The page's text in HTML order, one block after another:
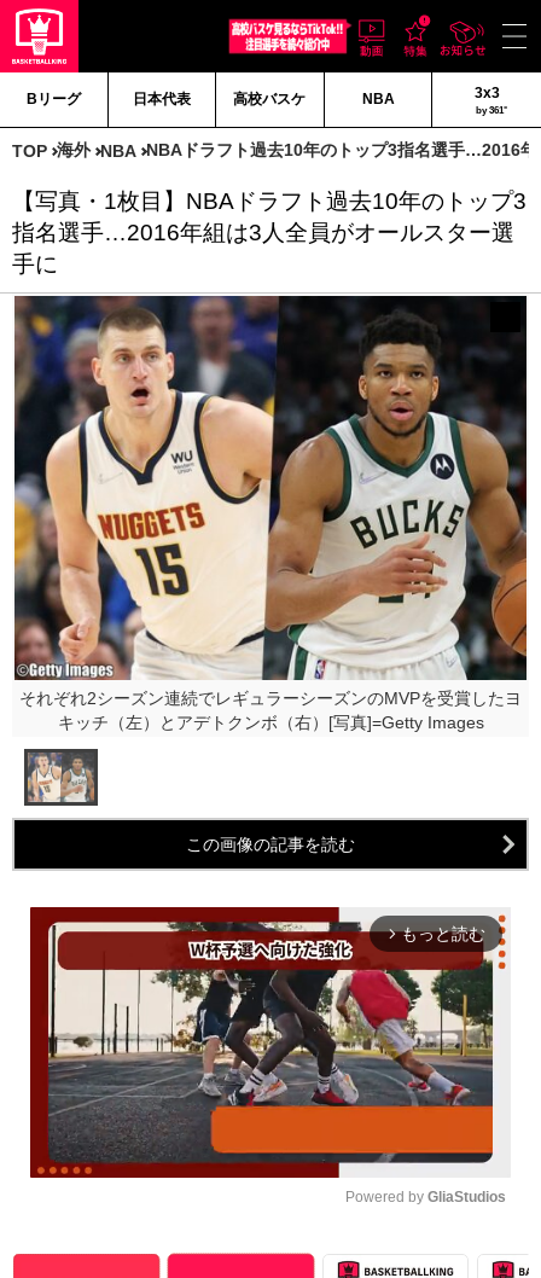
Bリーグ 日本代表 高校バスケ NBA 3x3
by 361°
TOP 海外 NBA NBAドラフト過去10年のトップ3指名選手…2016
【写真・1枚目】NBAドラフト過去10年のトップ3
指名選手…2016年組は3人全員がオールスター選
手に
それぞれ2シーズン連続でレギュラーシーズンのMVPを受賞したヨ
キッチ（左）とアデトクンボ（右）[写真]=Getty Images
この画像の記事を読む
arrow_forward_ios もっと読む
Powered by GliaStudios